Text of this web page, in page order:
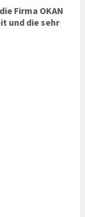
Firma OKAN
und die sehr